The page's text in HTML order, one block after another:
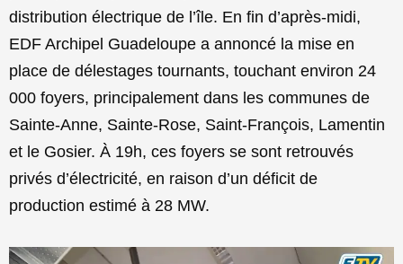
distribution électrique de l’île. En fin d’après-midi,
EDF Archipel Guadeloupe a annoncé la mise en
place de délestages tournants, touchant environ 24
000 foyers, principalement dans les communes de
Sainte-Anne, Sainte-Rose, Saint-François, Lamentin
et le Gosier. À 19h, ces foyers se sont retrouvés
privés d’électricité, en raison d’un déficit de
production estimé à 28 MW.